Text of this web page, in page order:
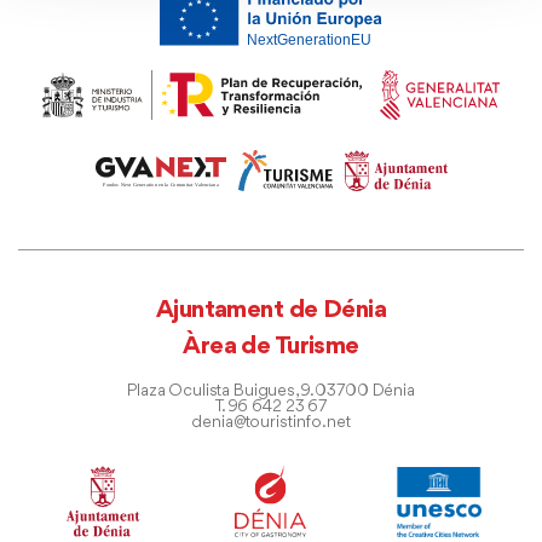
Ajuntament de Dénia
Àrea de Turisme
Plaza Oculista Buigues, 9. 03700 Dénia
T. 96 642 23 67
denia@touristinfo.net